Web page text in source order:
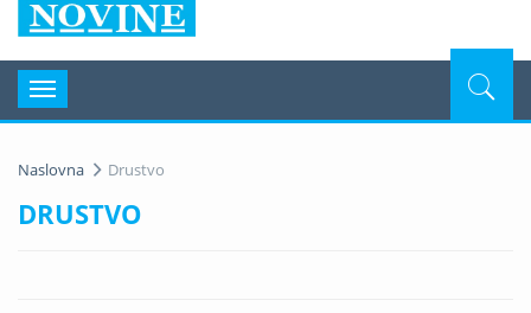
Navigacija
Naslovna Drustvo
DRUSTVO